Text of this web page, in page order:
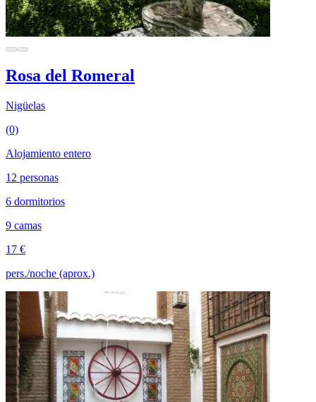
Rosa del Romeral
Nigüelas
(0)
Alojamiento entero
12 personas
6 dormitorios
9 camas
17 €
pers./noche (aprox.)